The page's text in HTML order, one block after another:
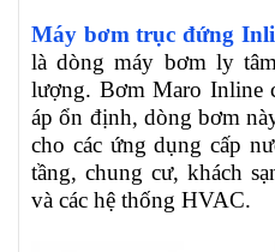
Máy bơm trục đứng
là dòng máy bơm ly
lượng. Bơm Maro Inline
áp ổn định, dòng bơm
cho các ứng dụng cấp
tầng, chung cư, khách
và các hệ thống HVAC.